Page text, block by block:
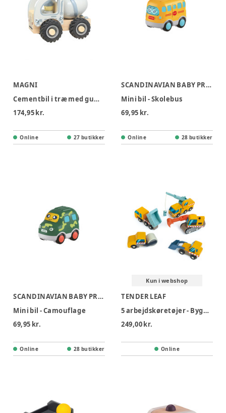
MAGNI
Cementbil i træ med gummihjul
174,95 kr.
Online 27 butikker
SCANDINAVIAN BABY PRODUCTS
Mini bil - Skolebus
69,95 kr.
Online 28 butikker
SCANDINAVIAN BABY PRODUCTS
Mini bil - Camouflage
69,95 kr.
Online 28 butikker
Kun i webshop
TENDER LEAF
5 arbejdskøretøjer - Byggeplads
249,00 kr.
Online